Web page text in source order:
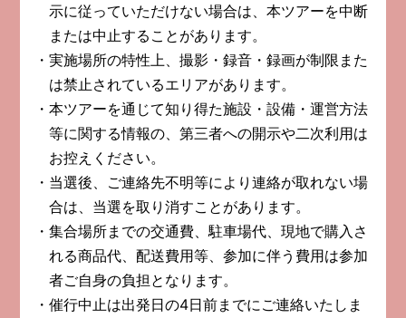
示に従っていただけない場合は、本ツアーを中断
または中止することがあります。
実施場所の特性上、撮影・録音・録画が制限また
は禁止されているエリアがあります。
本ツアーを通じて知り得た施設・設備・運営方法
等に関する情報の、第三者への開示や二次利用は
お控えください。
当選後、ご連絡先不明等により連絡が取れない場
合は、当選を取り消すことがあります。
集合場所までの交通費、駐車場代、現地で購入さ
れる商品代、配送費用等、参加に伴う費用は参加
者ご自身の負担となります。
催行中止は出発日の4日前までにご連絡いたしま